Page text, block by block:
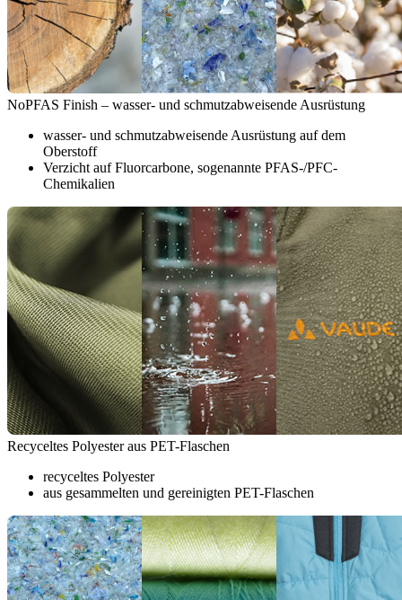
NoPFAS Finish – wasser- und schmutzabweisende Ausrüstung
wasser- und schmutzabweisende Ausrüstung auf dem
Oberstoff
Verzicht auf Fluorcarbone, sogenannte PFAS-/PFC-
Chemikalien
Recyceltes Polyester aus PET-Flaschen
recyceltes Polyester
aus gesammelten und gereinigten PET-Flaschen